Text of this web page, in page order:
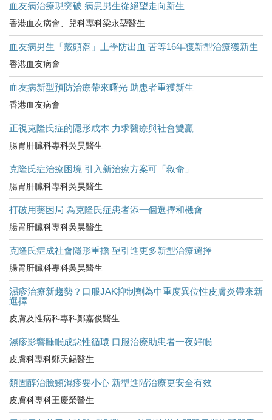
血友病治療現突破 病患男生從絕望走向新生
香港血友病會、兒科專科梁永堃醫生
血友病男生「戴頭盔」上學防出血 苦等16年獲新型治療獲新生
香港血友病會
血友病新型預防治療帶來曙光 助患者重獲新生
香港血友病會
正視克隆氏症的隱形成本 力求醫療與社會雙贏
腸胃肝臟科專科吳昊醫生
克隆氏症治療困境 引入新治療方案可「救命」
腸胃肝臟科專科吳昊醫生
打破用藥困局 為克隆氏症患者添一個選擇和機會
腸胃肝臟科專科吳昊醫生
克隆氏症成社會隱形重擔 望引進更多新型治療選擇
腸胃肝臟科專科吳昊醫生
濕疹治療新趨勢？口服JAK抑制劑為中重度異位性皮膚炎帶來新
選擇
皮膚及性病科專科鄭嘉俊醫生
濕疹影響睡眠成惡性循環 口服治療助患者一夜好眠
皮膚科專科鄭天錫醫生
類固醇治臉頸濕疹要小心 新型進階治療更安全有效
皮膚科專科王慶榮醫生